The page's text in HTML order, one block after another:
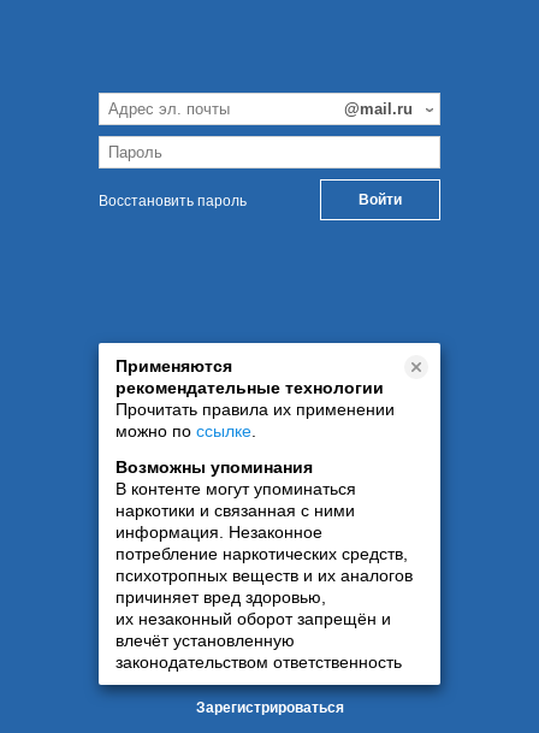
Восстановить пароль
Применяются
рекомендательные технологии
Прочитать правила их применении
можно по ссылке
Возможны упоминания
В контенте могут упоминаться
наркотики и связанная с ними
информация. Незаконное
потребление наркотических средств,
психотропных веществ и их аналогов
причиняет вред здоровью,
их незаконный оборот запрещён и
влечёт установленную
законодательством ответственность
Зарегистрироваться